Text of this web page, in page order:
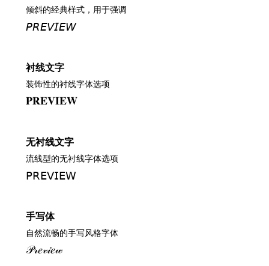
倾斜的经典样式，用于强调
𝘗𝘙𝘌𝘝𝘐𝘌𝘞
衬线文字
装饰性的衬线字体选项
𝐏𝐑𝐄𝐕𝐈𝐄𝐖
无衬线文字
流线型的无衬线字体选项
𝖯𝖱𝖤𝖵𝖨𝖤𝖶
手写体
自然流畅的手写风格字体
𝒫𝓇𝑒𝓋𝒾𝑒𝓌